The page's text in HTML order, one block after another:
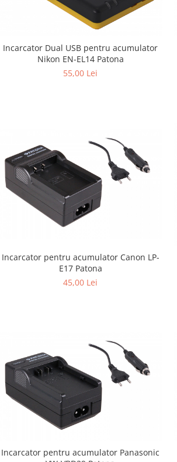
Incarcator Dual USB pentru acumulator
Nikon EN-EL14 Patona
55,00 Lei
Incarcator pentru acumulator Canon LP-
E17 Patona
45,00 Lei
Incarcator pentru acumulator Panasonic